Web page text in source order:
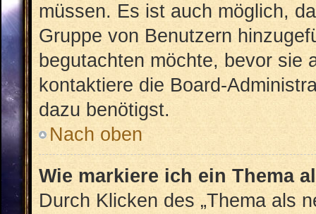
müssen. Es ist auch möglich,
Gruppe von Benutzern
begutachten möchte, bevor sie
kontaktiere die Board-
dazu benötigst.
Nach oben
Wie markiere ich ein Thema
Durch Klicken des „Thema als